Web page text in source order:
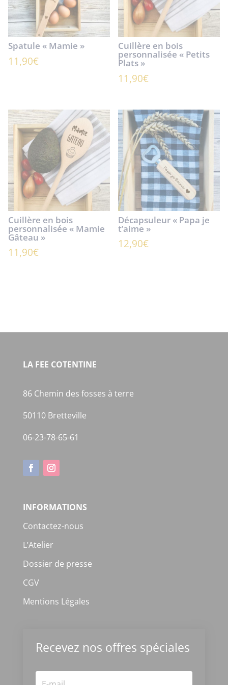
Spatule « Mamie »
11,90€
Cuillère en bois
personnalisée « Petits
Plats »
11,90€
Cuillère en bois
personnalisée « Mamie
Gâteau »
11,90€
Décapsuleur « Papa je
t’aime »
12,90€
LA FEE COTENTINE
86 Chemin des fosses à terre
50110 Bretteville
06-23-78-65-61
INFORMATIONS
Contactez-nous
L’Atelier
Dossier de presse
CGV
Mentions Légales
Recevez nos offres spéciales